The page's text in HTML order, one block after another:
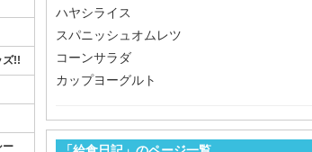
ハヤシライス
スパニッシュオムレツ
コーンサラダ
カップヨーグルト
ズ!!
ー